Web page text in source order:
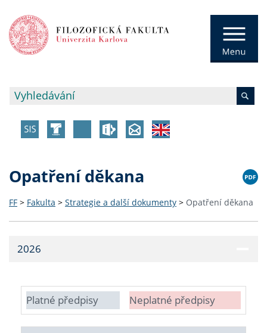
Opatření děkana
FF > Fakulta > Strategie a další dokumenty > Opatření děkana
2026
Platné předpisy Neplatné předpisy